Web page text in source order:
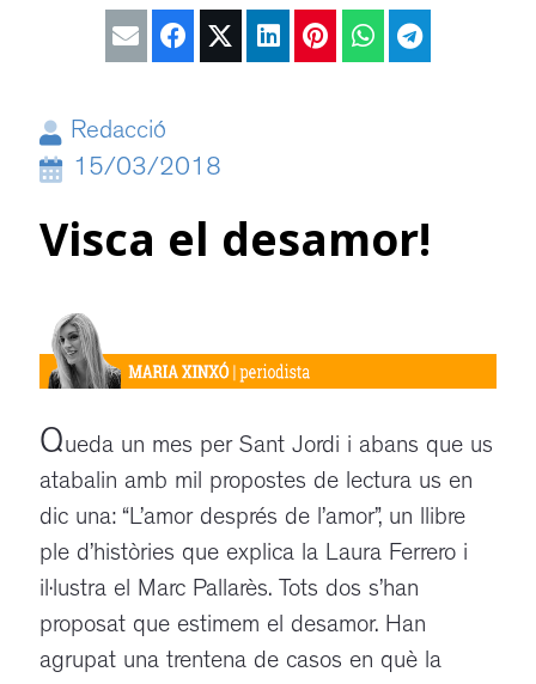
Redacció
15/03/2018
Visca el desamor!
Queda un mes per Sant Jordi i abans que us
atabalin amb mil propostes de lectura us en
dic una: “L’amor després de l’amor”, un llibre
ple d’històries que explica la Laura Ferrero i
il·lustra el Marc Pallarès. Tots dos s’han
proposat que estimem el desamor. Han
agrupat una trentena de casos en què la